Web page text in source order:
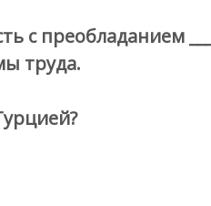
преобладанием
труда.